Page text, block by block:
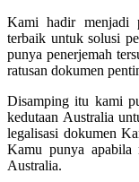
Kami hadir menjadi
terbaik untuk solusi
punya penerjemah
ratusan dokumen
Disamping itu kami
kedutaan Australia
legalisasi dokumen
Kamu punya apabila
Australia.